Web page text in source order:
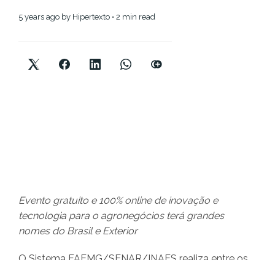
5 years ago by Hipertexto • 2 min read
Evento gratuito e 100% online de inovação e
tecnologia para o agronegócios terá grandes
nomes do Brasil e Exterior